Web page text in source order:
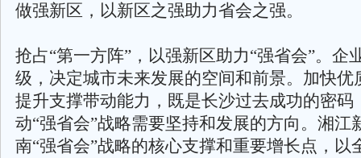
做强新区，以新区之强助力省会之强。
抢占“第一方阵”，以强新区助力“强省会”。企
级，决定城市未来发展的空间和前景。加快优
提升支撑带动能力，既是长沙过去成功的密码
动“强省会”战略需要坚持和发展的方向。湘江
南“强省会”战略的核心支撑和重要增长点，